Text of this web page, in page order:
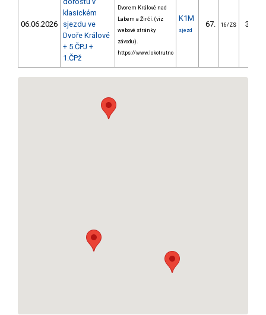
06.06.2026
klasickém
sjezdu ve
Dvoře Králové
+ 5.ČPJ +
1.ČPž
Dvorem Králové nad
Labem a Žirčí. (viz
webové stránky
závodu).
https://www.lokotrutno
K1M
sjezd
67. 16/ZS